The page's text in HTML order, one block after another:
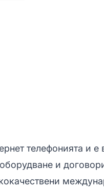
телефонията и
и